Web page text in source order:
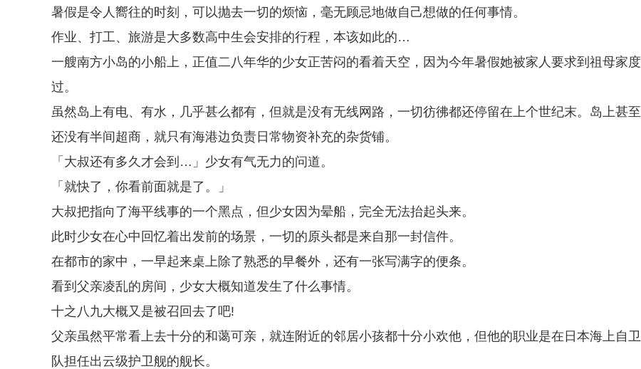
暑假是令人嚮往的时刻，可以抛去一切的烦恼，毫无顾忌地做自己想做的任何事情。
作业、打工、旅游是大多数高中生会安排的行程，本该如此的…
一艘南方小岛的小船上，正值二八年华的少女正苦闷的看着天空，因为今年暑假她被家人要求到祖母家度
过。
虽然岛上有电、有水，几乎甚么都有，但就是没有无线网路，一切彷彿都还停留在上个世纪末。岛上甚至
还没有半间超商，就只有海港边负责日常物资补充的杂货铺。
「大叔还有多久才会到…」少女有气无力的问道。
「就快了，你看前面就是了。」
大叔把指向了海平线事的一个黑点，但少女因为晕船，完全无法抬起头来。
此时少女在心中回忆着出发前的场景，一切的原头都是来自那一封信件。
在都市的家中，一早起来桌上除了熟悉的早餐外，还有一张写满字的便条。
看到父亲凌乱的房间，少女大概知道发生了什么事情。
十之八九大概又是被召回去了吧!
父亲虽然平常看上去十分的和蔼可亲，就连附近的邻居小孩都十分小欢他，但他的职业是在日本海上自卫
队担任出云级护卫舰的舰长。